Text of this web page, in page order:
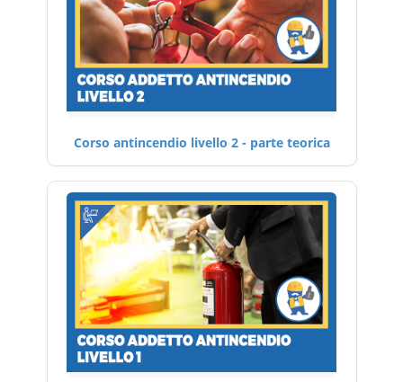
Corso antincendio livello 2 - parte teorica